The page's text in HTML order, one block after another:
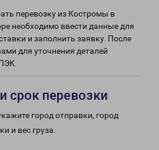
перевозку из Костромы в
необходимо ввести данные для
и заполнить заявку. После
для уточнения деталей
срок перевозки
город отправки, город
и вес груза.